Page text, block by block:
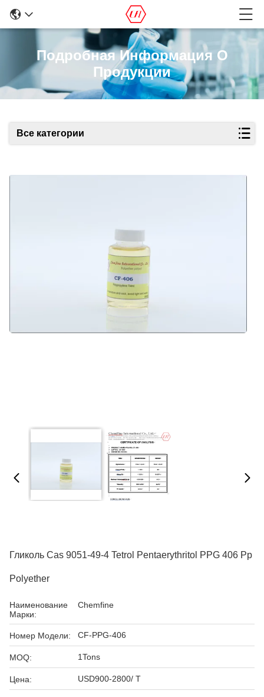
Подробная Информация О
Продукции
Все категории
Гликоль Cas 9051-49-4 Tetrol Pentaerythritol PPG 406 Pp
Polyether
Наименование
Марки:
Chemfine
Номер Модели: CF-PPG-406
MOQ: 1Tons
Цена: USD900-2800/ T